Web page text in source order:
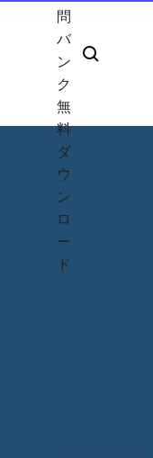
問
バ
ン
ク
無
料
ダ
ウ
ン
ロ
ー
ド